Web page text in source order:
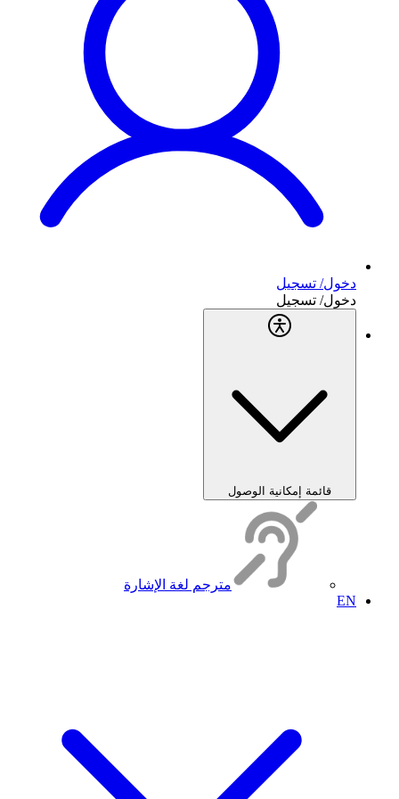
دخول/ تسجيل
دخول/ تسجيل
قائمة إمكانية الوصول
مترجم لغة الإشارة
EN